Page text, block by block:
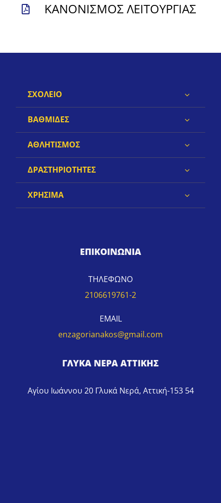
ΚΑΝΟΝΙΣΜΟΣ ΛΕΙΤΟΥΡΓΙΑΣ
ΣΧΟΛΕΙΟ
ΒΑΘΜΙΔΕΣ
ΑΘΛΗΤΙΣΜΟΣ
ΔΡΑΣΤΗΡΙΟΤΗΤΕΣ
ΧΡΗΣΙΜΑ
ΕΠΙΚΟΙΝΩΝΙΑ
ΤΗΛΕΦΩΝΟ
2106619761-2
EMAIL
enzagorianakos@gmail.com
ΓΛΥΚΑ ΝΕΡΑ ΑΤΤΙΚΗΣ
Αγίου Ιωάννου 20 Γλυκά Νερά, Αττική-153 54